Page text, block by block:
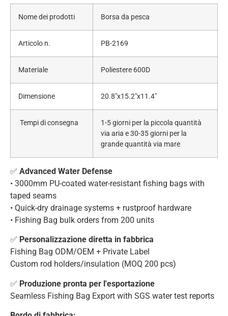
Nome dei prodotti Borsa da pesca
Articolo n. PB-2169
Materiale Poliestere 600D
Dimensione 20.8″x15.2″x11.4″
Tempi di consegna
1-5 giorni per la piccola quantità
via aria e 30-35 giorni per la
grande quantità via mare
✅ Advanced Water Defense
• 3000mm PU-coated water-resistant fishing bags with
taped seams
• Quick-dry drainage systems + rustproof hardware
• Fishing Bag bulk orders from 200 units
✅ Personalizzazione diretta in fabbrica
Fishing Bag ODM/OEM + Private Label
Custom rod holders/insulation (MOQ 200 pcs)
✅ Produzione pronta per l'esportazione
Seamless Fishing Bag Export with SGS water test reports